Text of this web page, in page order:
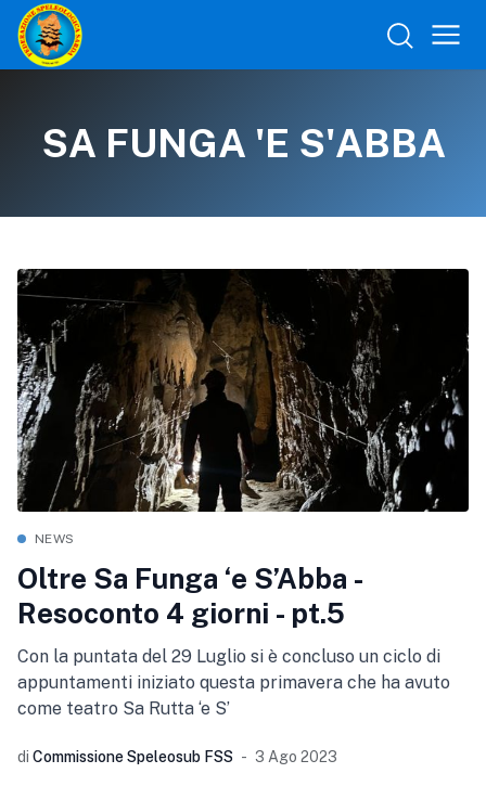
SA FUNGA 'E S'ABBA
NEWS
Oltre Sa Funga ‘e S’Abba -
Resoconto 4 giorni - pt.5
Con la puntata del 29 Luglio si è concluso un ciclo di
appuntamenti iniziato questa primavera che ha avuto
come teatro Sa Rutta ‘e S’
di Commissione Speleosub FSS 3 Ago 2023